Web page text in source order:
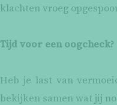
klachten vroeg
Tijd voor een oogcheck?
Heb je last van
bekijken samen wat jij